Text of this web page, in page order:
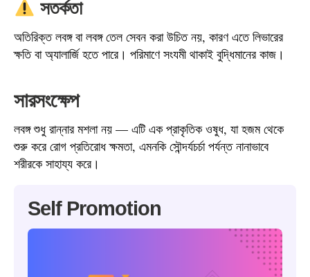
সতর্কতা
অতিরিক্ত লবঙ্গ বা লবঙ্গ তেল সেবন করা উচিত নয়, কারণ এতে লিভারের
ক্ষতি বা অ্যালার্জি হতে পারে। পরিমাণে সংযমী থাকাই বুদ্ধিমানের কাজ।
সারসংক্ষেপ
লবঙ্গ শুধু রান্নার মশলা নয় — এটি এক প্রাকৃতিক ওষুধ, যা হজম থেকে
শুরু করে রোগ প্রতিরোধ ক্ষমতা, এমনকি সৌন্দর্যচর্চা পর্যন্ত নানাভাবে
শরীরকে সাহায্য করে।
Self Promotion